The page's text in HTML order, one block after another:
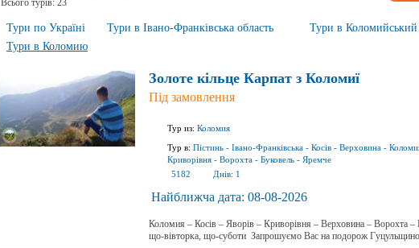
Всього турів: 23
Тури по Україні Тури в Івано-Франківська область
Тури в Коломийський
Тури в Коломию
Золоте кільце Карпат з Коломиї
Під замовлення
Тур из: Коломия
Тур в: Пістинь - Івано-Франківська - Косів - Верховина -
Криворівня - Ворохта - Буковель - Яремче
5182
Днів: 1
Найближча дата: 08-08-2026
Коломия – Косів – Яворів – Криворівня – Верховина – Ворохта
що-вівторка, що-суботи Запрошуємо Вас на подорож